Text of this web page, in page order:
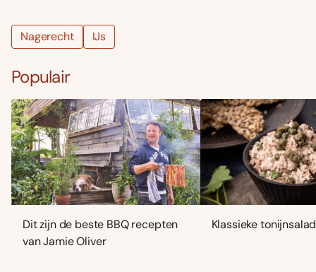
Nagerecht IJs
Populair
Dit zijn de beste BBQ recepten
van Jamie Oliver
Klassieke